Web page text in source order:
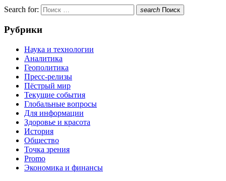
Search for: search Поиск
Рубрики
Наука и технологии
Аналитика
Геополитика
Пресс-релизы
Пёстрый мир
Текущие события
Глобальные вопросы
Для информации
Здоровье и красота
История
Общество
Точка зрения
Promo
Экономика и финансы